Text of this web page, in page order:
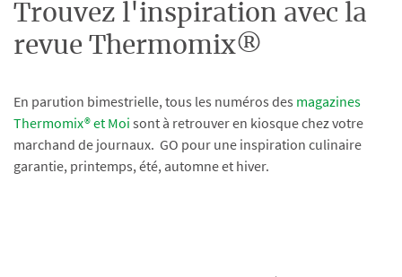
Trouvez l'inspiration avec la
revue Thermomix®
En parution bimestrielle, tous les numéros des magazines
Thermomix® et Moi sont à retrouver en kiosque chez votre
marchand de journaux. GO pour une inspiration culinaire
garantie, printemps, été, automne et hiver.